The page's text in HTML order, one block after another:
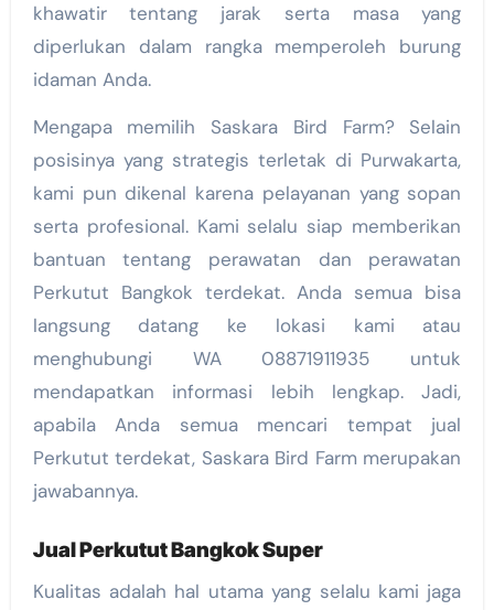
khawatir tentang jarak serta masa yang
diperlukan dalam rangka memperoleh burung
idaman Anda.
Mengapa memilih Saskara Bird Farm? Selain
posisinya yang strategis terletak di Purwakarta,
kami pun dikenal karena pelayanan yang sopan
serta profesional. Kami selalu siap memberikan
bantuan tentang perawatan dan perawatan
Perkutut Bangkok terdekat. Anda semua bisa
langsung datang ke lokasi kami atau
menghubungi WA 08871911935 untuk
mendapatkan informasi lebih lengkap. Jadi,
apabila Anda semua mencari tempat jual
Perkutut terdekat, Saskara Bird Farm merupakan
jawabannya.
Jual Perkutut Bangkok Super
Kualitas adalah hal utama yang selalu kami jaga